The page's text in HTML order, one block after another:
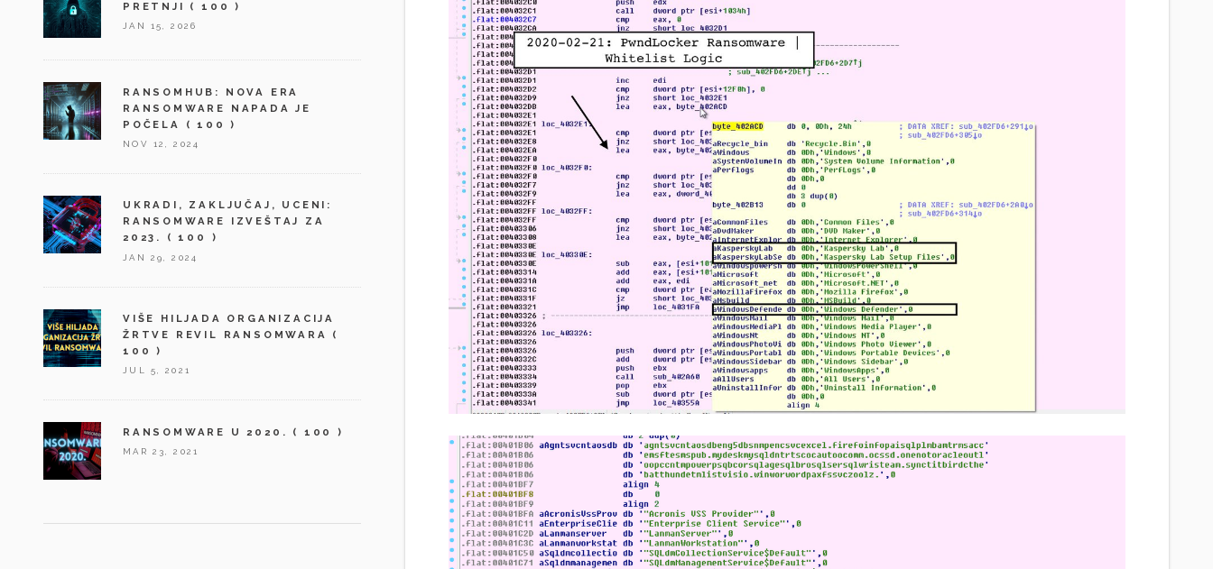
PRETNJI
( 100 )
JAN 15, 2026
RANSOMHUB: NOVA ERA
RANSOMWARE NAPADA JE
POČELA
( 100 )
NOV 12, 2024
UKRADI, ZAKLJUČAJ, UCENI:
RANSOMWARE IZVEŠTAJ ZA
2023.
( 100 )
JAN 29, 2024
VIŠE HILJADA ORGANIZACIJA
ŽRTVE REVIL RANSOMWARA
(
100 )
JUL 5, 2021
RANSOMWARE U 2020. ( 100 )
MAR 23, 2021